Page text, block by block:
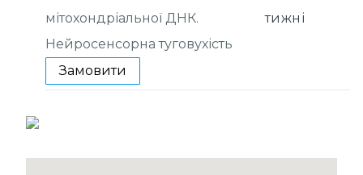
мітохондріальної ДНК.
Нейросенсорна туговухість
тижні
Замовити